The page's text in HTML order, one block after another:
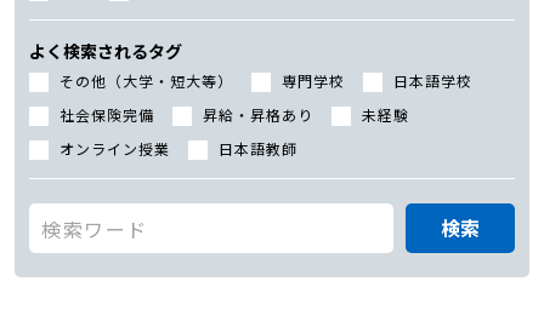
よく検索されるタグ
その他（大学・短大等） 専門学校
日本語学校
社会保険完備
昇給・昇格あり
未経験
オンライン授業
日本語教師
検索